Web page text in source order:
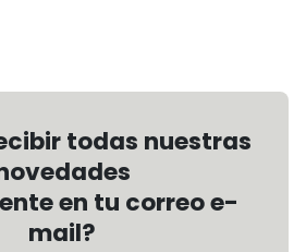
todas nuestras
en tu correo e-
mail?